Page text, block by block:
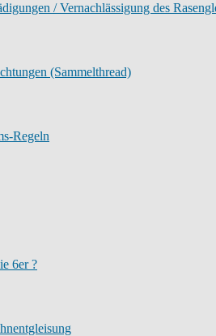
/ Vernachlässigung des
(Sammelthread)
Regeln
6er ?